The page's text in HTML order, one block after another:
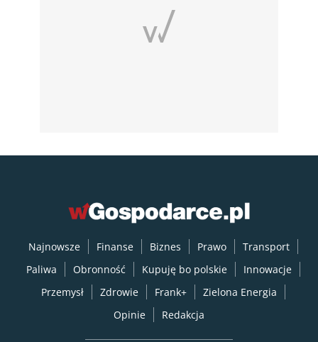
Najnowsze Finanse Biznes Prawo
Transport
Paliwa
Obronność Kupuję bo polskie
Innowacje
Przemysł
Zdrowie Frank+
Zielona Energia
Opinie
Redakcja